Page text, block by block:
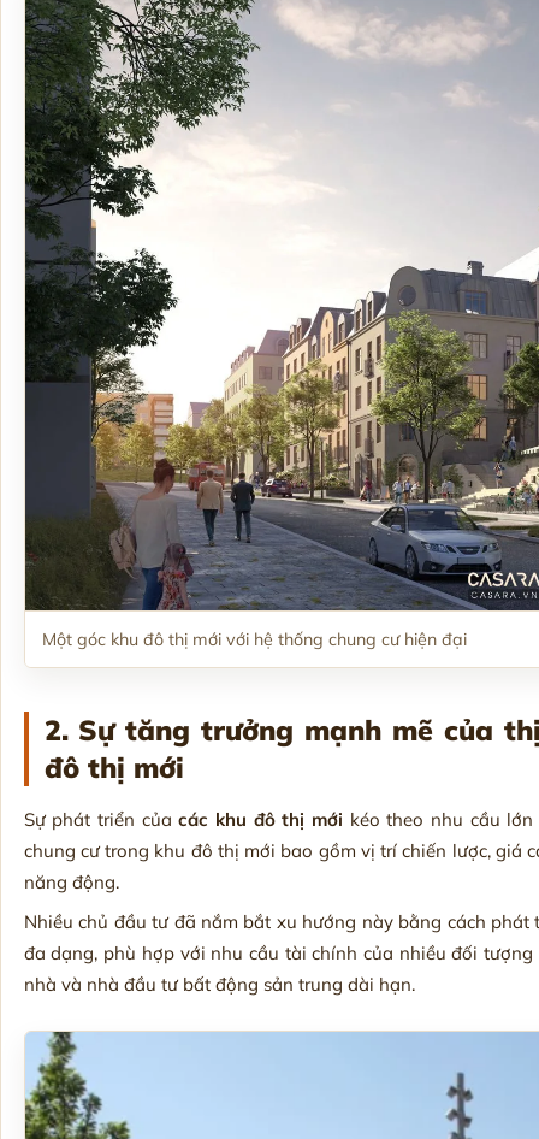
Một góc khu đô thị mới với hệ thống chung cư hiện đại
2. Sự tăng trưởng mạnh mẽ của
đô thị mới
Sự phát triển củacác khu đô thị mới kéo theo nhu cầu
chung cư trong khu đô thị mới bao gồm vị trí chiến lược, giá
năng động.
Nhiều chủ đầu tư đã nắm bắt xu hướng này bằng cách
đa dạng, phù hợp với nhu cầu tài chính của nhiều đối
nhà và nhà đầu tư bất động sản trung dài hạn.